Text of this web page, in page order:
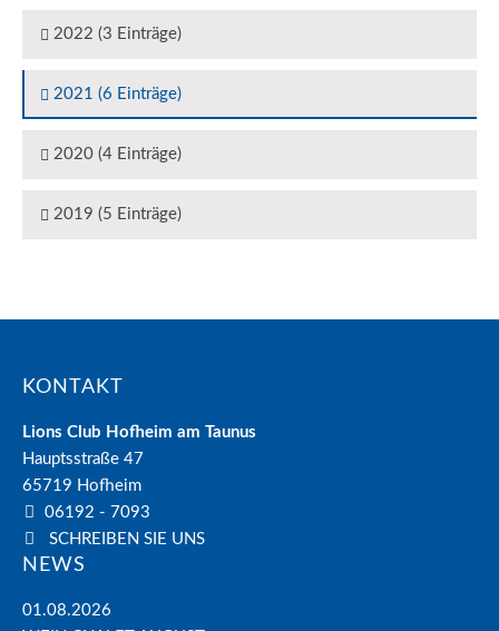
2022 (3 Einträge)
2021 (6 Einträge)
2020 (4 Einträge)
2019 (5 Einträge)
KONTAKT
Lions Club Hofheim am Taunus
Hauptsstraße 47
65719 Hofheim
06192 - 7093
SCHREIBEN SIE UNS
NEWS
01.08.2026